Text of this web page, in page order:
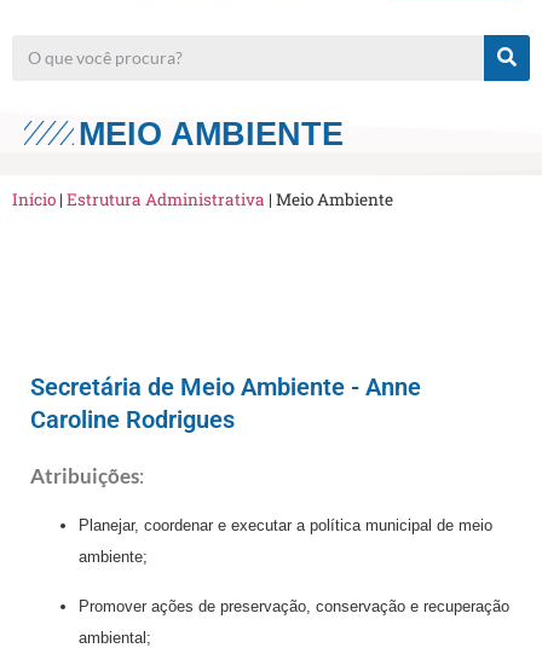
MEIO AMBIENTE
Início | Estrutura Administrativa | Meio Ambiente
Secretária de Meio Ambiente - Anne
Caroline Rodrigues
Atribuições:
Planejar, coordenar e executar a política municipal de meio
ambiente;
Promover ações de preservação, conservação e recuperação
ambiental;